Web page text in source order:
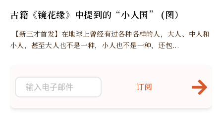
古籍《镜花缘》中提到的“小人国” (图）
【新三才首发】在地球上曾经有过各种各样的人，大人、中人和
小人，甚至大人也不是一种，小人也不是一种，还包...
订阅